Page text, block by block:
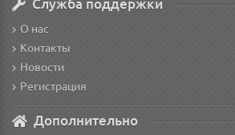
Служба поддержки
О нас
Контакты
Новости
Регистрация
Дополнительно